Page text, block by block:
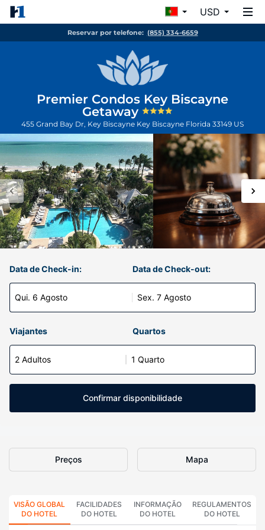
USD
Reservar por telefone: (855) 334-6659
Premier Condos Key Biscayne
Getaway
455 Grand Bay Dr, Key Biscayne Key Biscayne Florida 33149 US
Data de Check-in:
Qui. 6 Agosto
Data de Check-out:
Sex. 7 Agosto
Viajantes Quartos
2 Adultos 1 Quarto
Confirmar disponibilidade
Preços Mapa
VISÃO GLOBAL
DO HOTEL
FACILIDADES
DO HOTEL
INFORMAÇÃO
DO HOTEL
REGULAMENTOS
DO HOTEL